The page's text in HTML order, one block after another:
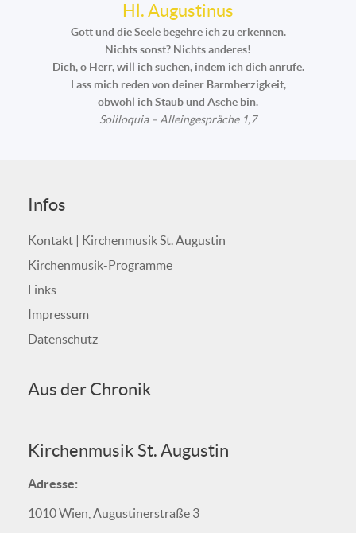
Hl. Augustinus
Gott und die Seele begehre ich zu erkennen.
Nichts sonst? Nichts anderes!
Dich, o Herr, will ich suchen, indem ich dich anrufe.
Lass mich reden von deiner Barmherzigkeit,
obwohl ich Staub und Asche bin.
Soliloquia – Alleingespräche 1,7
Infos
Kontakt | Kirchenmusik St. Augustin
Kirchenmusik-Programme
Links
Impressum
Datenschutz
Aus der Chronik
Kirchenmusik St. Augustin
Adresse:
1010 Wien, Augustinerstraße 3